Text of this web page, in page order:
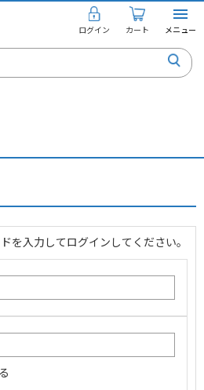
ログイン カート メニュー
を入力してログインしてください。